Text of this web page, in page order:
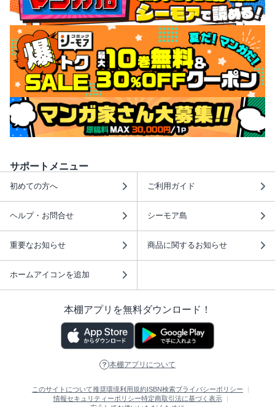
サポートメニュー
初めての方へ ご利用ガイド
ヘルプ・お問合せ シーモア島
重要なお知らせ 商品に関するお知らせ
ホームアイコンを追加
本棚アプリを無料ダウンロード！
本棚アプリについて
このサイトについて推奨環境利用規約 ISBN検索プライバシーポリシー
情報セキュリティーポリシー特定商取引法に基づく表示